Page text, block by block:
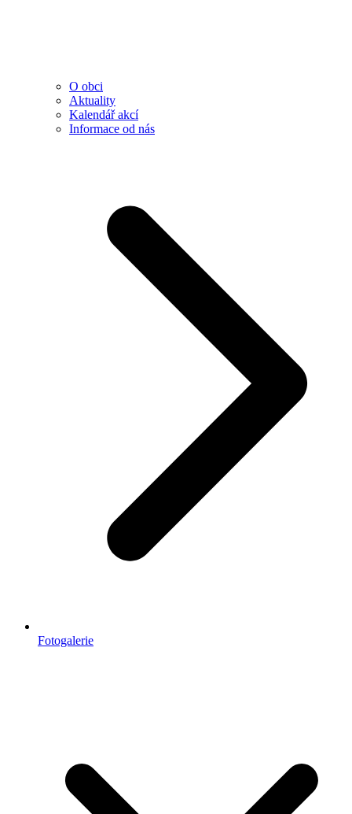
O obci
Aktuality
Kalendář akcí
Informace od nás
Fotogalerie